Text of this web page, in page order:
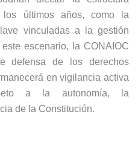
los últimos años, como la
vinculadas a la gestión
escenario, la CONAIOC
defensa de los derechos
en vigilancia activa
a la autonomía, la
de la Constitución.